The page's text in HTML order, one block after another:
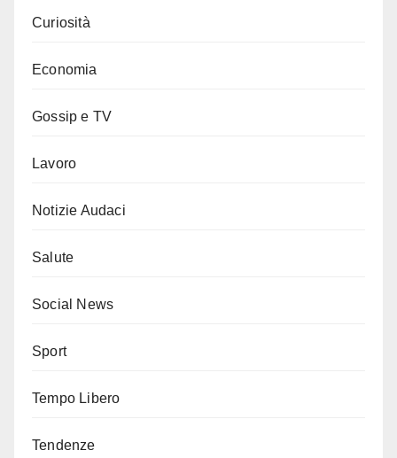
Curiosità
Economia
Gossip e TV
Lavoro
Notizie Audaci
Salute
Social News
Sport
Tempo Libero
Tendenze